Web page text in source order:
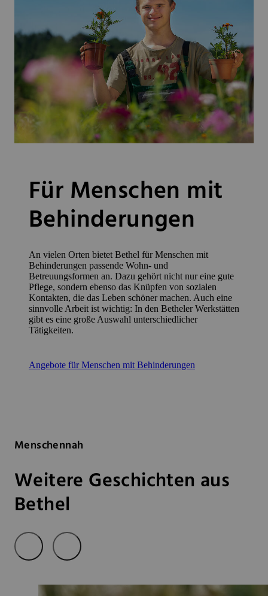
Für Menschen mit
Behinderungen
An vielen Orten bietet Bethel für Menschen mit
Behinderungen passende Wohn- und
Betreuungsformen an. Dazu gehört nicht nur eine gute
Pflege, sondern ebenso das Knüpfen von sozialen
Kontakten, die das Leben schöner machen. Auch eine
sinnvolle Arbeit ist wichtig: In den Betheler Werkstätten
gibt es eine große Auswahl unterschiedlicher
Tätigkeiten.
Angebote für Menschen mit Behinderungen
Menschennah
Weitere Geschichten aus
Bethel